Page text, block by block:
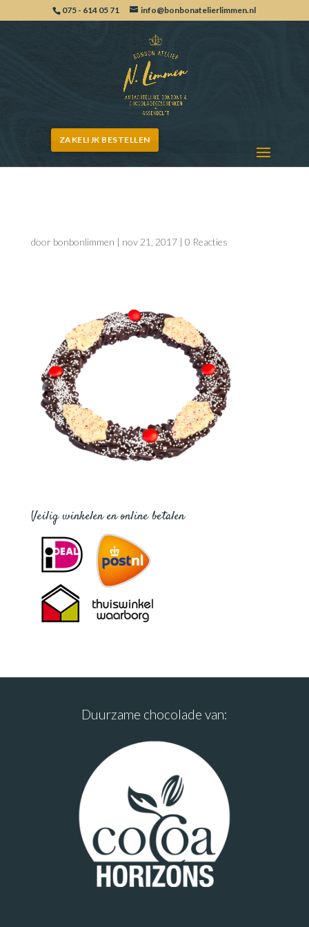
075 - 614 05 71 info@bonbonatelierlimmen.nl
ZAKELIJK BESTELLEN
door bonbonlimmen | nov 21, 2017| 0 Reacties
Veilig winkelen en online betalen
Duurzame chocolade van: